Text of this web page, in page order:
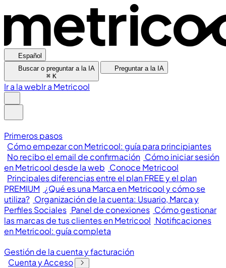
Español
Buscar o preguntar a la IA
⌘ K
Preguntar a la IA
Ir a la webIr a Metricool
Primeros pasos
Cómo empezar con Metricool: guía para principiantes
No recibo el email de confirmación Cómo iniciar sesión
en Metricool desde la web Conoce Metricool
Principales diferencias entre el plan FREE y el plan
PREMIUM ¿Qué es una Marca en Metricool y cómo se
utiliza? Organización de la cuenta: Usuario, Marca y
Perfiles Sociales Panel de conexiones Cómo gestionar
las marcas de tus clientes en Metricool Notificaciones
en Metricool: guía completa
Gestión de la cuenta y facturación
Cuenta y Acceso